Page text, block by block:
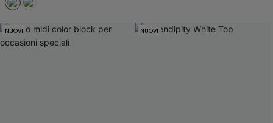
NUOVI NUOVI